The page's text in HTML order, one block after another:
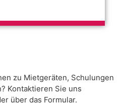
zu Mietgeräten, Schulungen
Kontaktieren Sie uns
über das Formular.